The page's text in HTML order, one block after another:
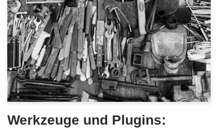
Werkzeuge und Plugins: